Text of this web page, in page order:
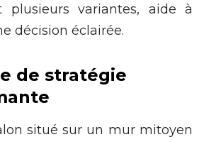
plusieurs variantes, aide à
décision éclairée.
de stratégie
situé sur un mur mitoyen